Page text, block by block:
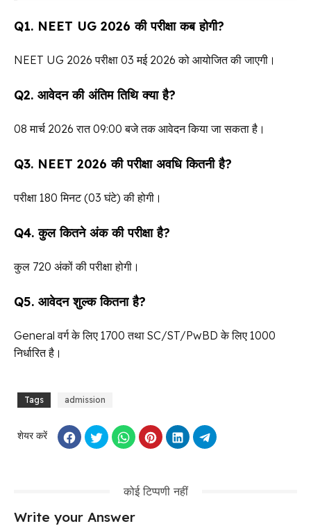
Q1. NEET UG 2026 की परीक्षा कब होगी?
NEET UG 2026 परीक्षा 03 मई 2026 को आयोजित की जाएगी।
Q2. आवेदन की अंतिम तिथि क्या है?
08 मार्च 2026 रात 09:00 बजे तक आवेदन किया जा सकता है।
Q3. NEET 2026 की परीक्षा अवधि कितनी है?
परीक्षा 180 मिनट (03 घंटे) की होगी।
Q4. कुल कितने अंक की परीक्षा है?
कुल 720 अंकों की परीक्षा होगी।
Q5. आवेदन शुल्क कितना है?
General वर्ग के लिए ₹1700 तथा SC/ST/PwBD के लिए ₹1000
निर्धारित है।
Tags admission
शेयर करें
कोई टिप्पणी नहीं
Write your Answer